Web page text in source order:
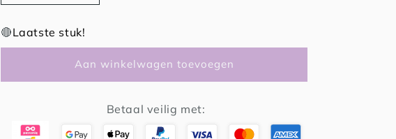
verlagen
Kralenketting
verhogen
Kralenketting
bijtketting
🔴Laatste stuk!
Aan winkelwagen toevoegen
Betaal veilig met: